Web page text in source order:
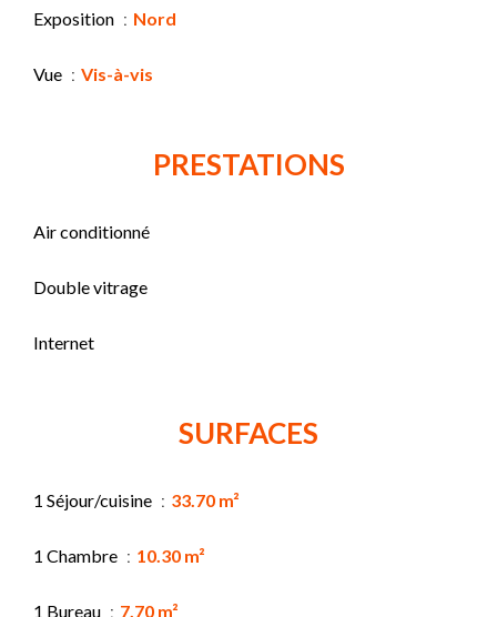
Exposition Nord
Vue Vis-à-vis
PRESTATIONS
Air conditionné
Double vitrage
Internet
SURFACES
1 Séjour/cuisine 33.70 m²
1 Chambre 10.30 m²
1 Bureau 7.70 m²